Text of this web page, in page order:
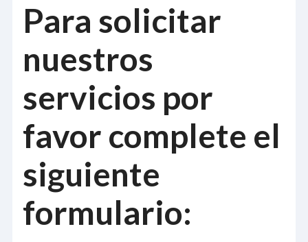
Para solicitar
nuestros
servicios por
favor complete el
siguiente
formulario: